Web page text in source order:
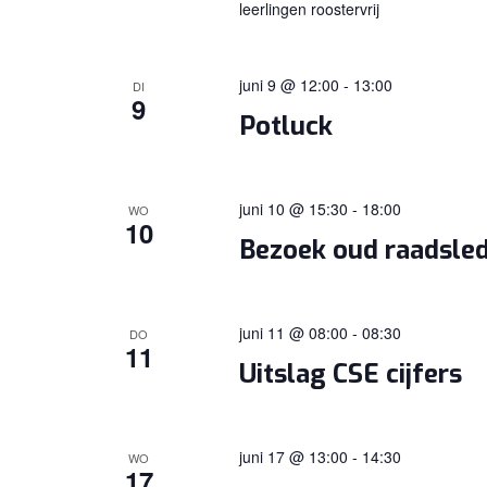
leerlingen roostervrij
DI
9 Potluck
juni 9 @ 12:00 - 13:00
WO
10 Bezoek oud
juni 10 @ 15:30 - 18:00
DO
11 Uitslag CSE cijfers
juni 11 @ 08:00 - 08:30
WO juni 17 @ 13:00 - 14:30